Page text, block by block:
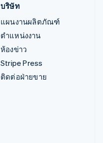
บริษัท
แผนงานผลิตภัณฑ์
ตำแหน่งงาน
ห้องข่าว
Stripe Press
ติดต่อฝ่ายขาย